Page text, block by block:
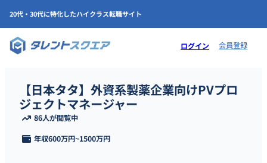
20代・30代に特化したハイクラス転職サイト
ログイン 会員登録
【日本タタ】外資系製薬企業向けPVプロ
ジェクトマネージャー
86人が閲覧中
年収600万円~1500万円